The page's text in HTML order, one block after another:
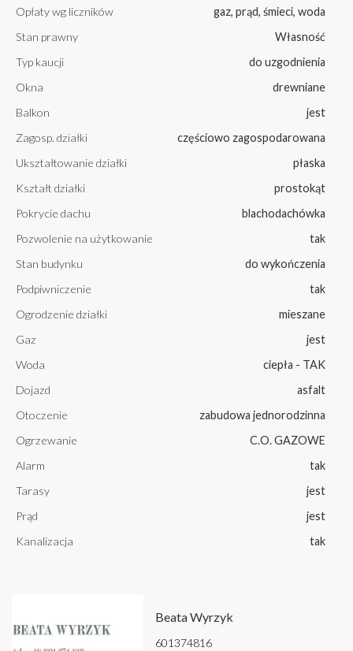
Opłaty wg liczników
gaz, prąd, śmieci, woda
Stan prawny
Własność
Typ kaucji
do uzgodnienia
Okna
drewniane
Balkon
jest
Zagosp. działki
częściowo zagospodarowana
Ukształtowanie działki
płaska
Kształt działki
prostokąt
Pokrycie dachu
blachodachówka
Pozwolenie na użytkowanie
tak
Stan budynku
do wykończenia
Podpiwniczenie
tak
Ogrodzenie działki
mieszane
Gaz
jest
Woda
ciepła - TAK
Dojazd
asfalt
Otoczenie
zabudowa jednorodzinna
Ogrzewanie
C.O. GAZOWE
Alarm
tak
Tarasy
jest
Prąd
jest
Kanalizacja
tak
Beata Wyrzyk
601374816